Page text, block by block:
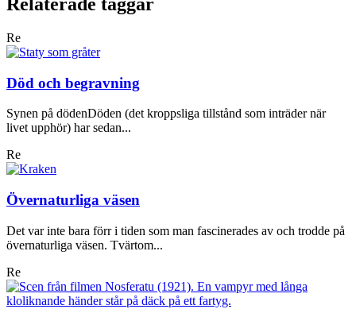
Re
Död och begravning
Synen på dödenDöden (det kroppsliga tillstånd som inträder när
livet upphör) har sedan...
Re
Övernaturliga väsen
Det var inte bara förr i tiden som man fascinerades av och trodde på
övernaturliga väsen. Tvärtom...
Re